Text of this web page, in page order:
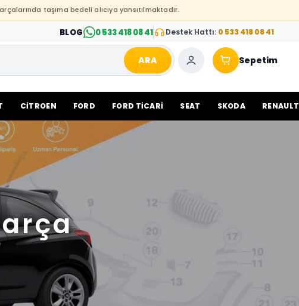
taşıma bedeli alıcıya yansıtılmaktadır.
BLOG 0 533 418 08 41 Destek Hattı: 0 533 418 08 41
ARA Sepetim
CİTROEN FORD FORD TİCARİ SEAT SKODA RENAULT